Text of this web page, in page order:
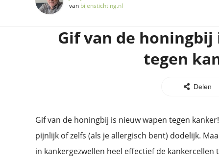
van bijenstichting.nl
Gif van de
tegen
Delen
Gif van de honingbij is nieuw wapen tegen
pijnlijk of zelfs (als je allergisch bent) dodelijk.
in kankergezwellen heel effectief de